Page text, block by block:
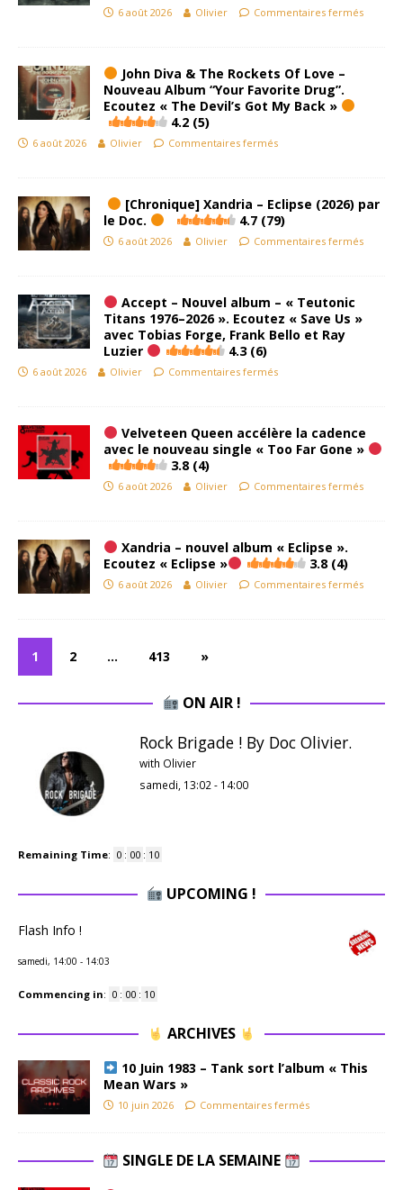
6 août 2026 Olivier Commentaires fermés
John Diva & The Rockets Of Love –
Nouveau Album “Your Favorite Drug”.
Ecoutez « The Devil’s Got My Back »
4.2 (5)
6 août 2026 Olivier Commentaires fermés
[Chronique] Xandria – Eclipse (2026) par
le Doc.
4.7 (79)
6 août 2026 Olivier Commentaires fermés
Accept – Nouvel album – « Teutonic
Titans 1976–2026 ». Ecoutez « Save Us »
avec Tobias Forge, Frank Bello et Ray
Luzier
4.3 (6)
6 août 2026 Olivier Commentaires fermés
Velveteen Queen accélère la cadence
avec le nouveau single « Too Far Gone »
3.8 (4)
6 août 2026 Olivier Commentaires fermés
Xandria – nouvel album « Eclipse ».
Ecoutez « Eclipse »
3.8 (4)
6 août 2026 Olivier Commentaires fermés
1 2 … 413 »
ON AIR !
Rock Brigade ! By Doc Olivier.
with Olivier
samedi, 13:02 - 14:00
Remaining Time: 0 : 00 : 10
UPCOMING !
Flash Info !
samedi, 14:00 - 14:03
Commencing in: 0 : 00 : 10
ARCHIVES
10 Juin 1983 – Tank sort l’album « This
Mean Wars »
10 juin 2026 Commentaires fermés
SINGLE DE LA SEMAINE